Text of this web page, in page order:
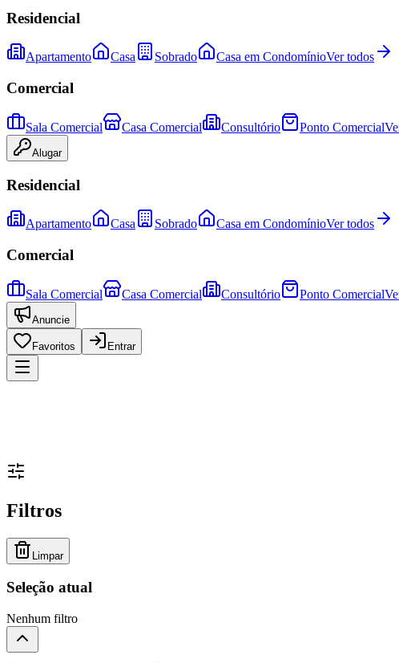
Residencial
Apartamento Casa Sobrado Casa em CondomínioVer todos
Comercial
Sala Comercial Casa Comercial Consultório Ponto Comercial
Alugar
Residencial
Apartamento Casa Sobrado Casa em CondomínioVer todos
Comercial
Sala Comercial Casa Comercial Consultório Ponto Comercial
Anuncie
Favoritos Entrar
Filtros
Limpar
Seleção atual
Nenhum filtro